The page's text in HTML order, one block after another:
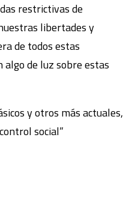
restrictivas de
libertades y
de todos estas
algo de luz sobre estas
y otros más actuales,
social”